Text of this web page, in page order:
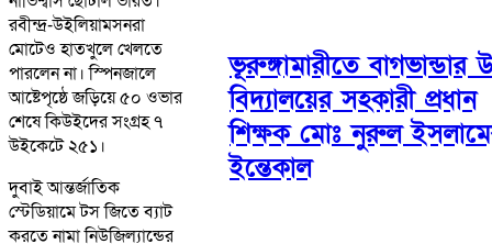
রবীন্দ্র-উইলিয়ামসনরা
মোটেও হাতখুলে খেলতে
পারলেন না। স্পিনজালে
আষ্টেপৃষ্ঠে জড়িয়ে ৫০ ওভার
শেষে কিউইদের সংগ্রহ ৭
উইকেটে ২৫১।
দুবাই আন্তর্জাতিক
স্টেডিয়ামে টস জিতে ব্যাট
করতে নামা নিউজিল্যান্ডের
ভূরুঙ্গামারীতে বাগভান্ডার
বিদ্যালয়ের সহকারী প্রধান
শিক্ষক মোঃ নুরুল
ইন্তেকাল